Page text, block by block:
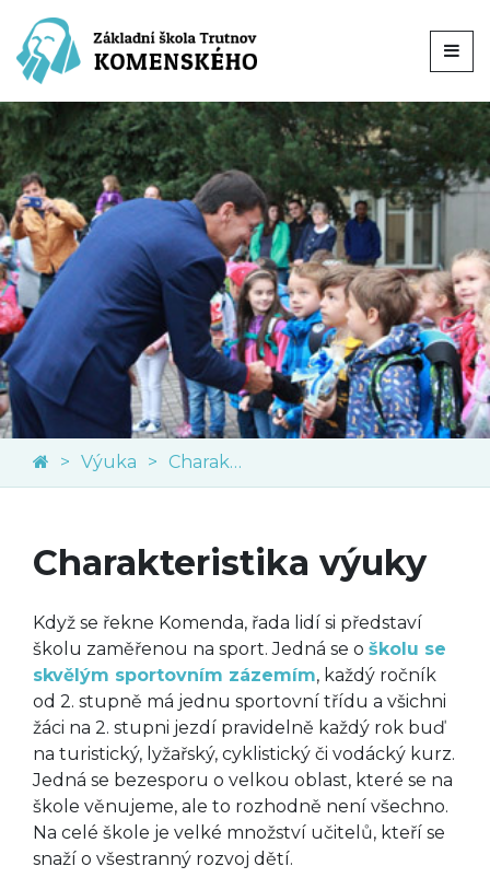
Výuka Charakteristika
Charakteristika výuky
Když se řekne Komenda, řada lidí si představí
školu zaměřenou na sport. Jedná se o školu se
skvělým sportovním zázemím, každý ročník
od 2. stupně má jednu sportovní třídu a všichni
žáci na 2. stupni jezdí pravidelně každý rok buď
na turistický, lyžařský, cyklistický či vodácký kurz.
Jedná se bezesporu o velkou oblast, které se na
škole věnujeme, ale to rozhodně není všechno.
Na celé škole je velké množství učitelů, kteří se
snaží o všestranný rozvoj dětí.